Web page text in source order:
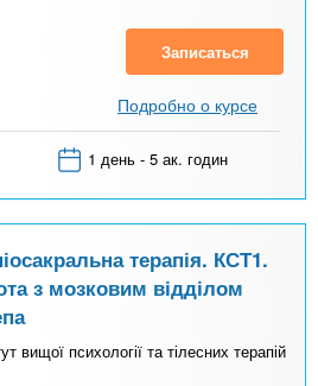
Записаться
Подробно о курсе
1 день - 5 ак. годин
терапія. КСТ1.
з мозковим відділом
вищої психології та тілесних терапій